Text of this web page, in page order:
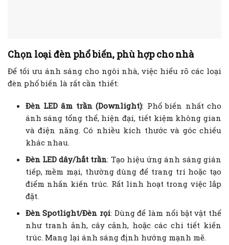
Chọn loại đèn phổ biến, phù hợp cho nhà
Để tối ưu ánh sáng cho ngôi nhà, việc hiểu rõ các loại
đèn phổ biến là rất cần thiết:
Đèn LED âm trần (Downlight): Phổ biến nhất cho
ánh sáng tổng thể, hiện đại, tiết kiệm không gian
và điện năng. Có nhiều kích thước và góc chiếu
khác nhau.
Đèn LED dây/hắt trần: Tạo hiệu ứng ánh sáng gián
tiếp, mềm mại, thường dùng để trang trí hoặc tạo
điểm nhấn kiến trúc. Rất linh hoạt trong việc lắp
đặt.
Đèn Spotlight/Đèn rọi: Dùng để làm nổi bật vật thể
như tranh ảnh, cây cảnh, hoặc các chi tiết kiến
trúc. Mang lại ánh sáng định hướng mạnh mẽ.